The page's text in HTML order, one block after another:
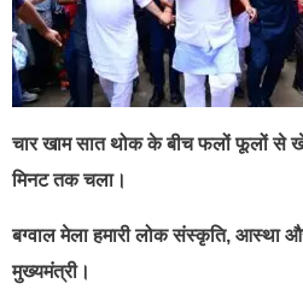
चार खाम सात थोक के बीच फलों फूलों से
मिनट तक चला।
बग्वाल मेला हमारी लोक संस्कृति, आस्था
मुख्यमंत्री।